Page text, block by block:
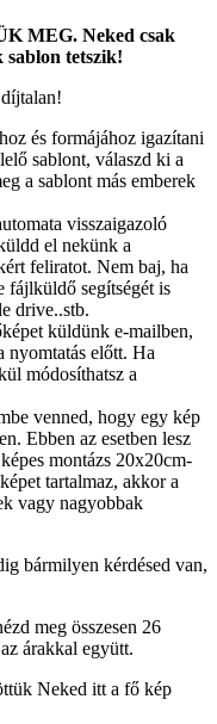
MEG. Neked csak
sablon tetszik!
és formájához igazítani
sablont, válaszd ki a
a sablont más emberek
visszaigazoló
el nekünk a
feliratot. Nem baj, ha
fájlküldő segítségét is
drive..stb.
küldünk e-mailben,
nyomtatás előtt. Ha
módosíthatsz a
venned, hogy egy kép
Ebben az esetben lesz
montázs 20x20cm-
tartalmaz, akkor a
vagy nagyobbak
bármilyen kérdésed van,
meg összesen 26
árakkal együtt.
Neked itt a fő kép